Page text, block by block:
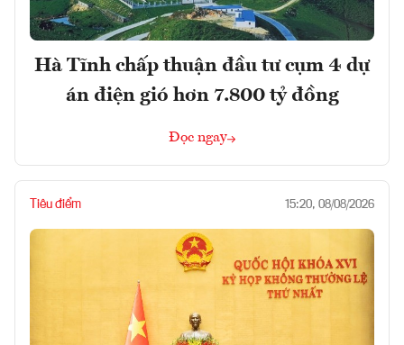
Hà Tĩnh chấp thuận đầu tư cụm 4 dự
án điện gió hơn 7.800 tỷ đồng
Đọc ngay
Tiêu điểm 15:20, 08/08/2026